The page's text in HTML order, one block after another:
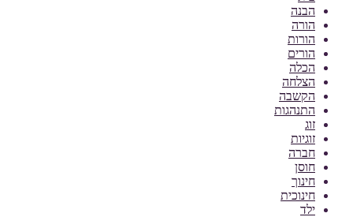
הבנה
הורה
הורות
הורים
הכלה
הצלחה
הקשבה
התנהגות
זוג
זוגיות
חברה
חוסן
חינוך
חינוכית
ילד